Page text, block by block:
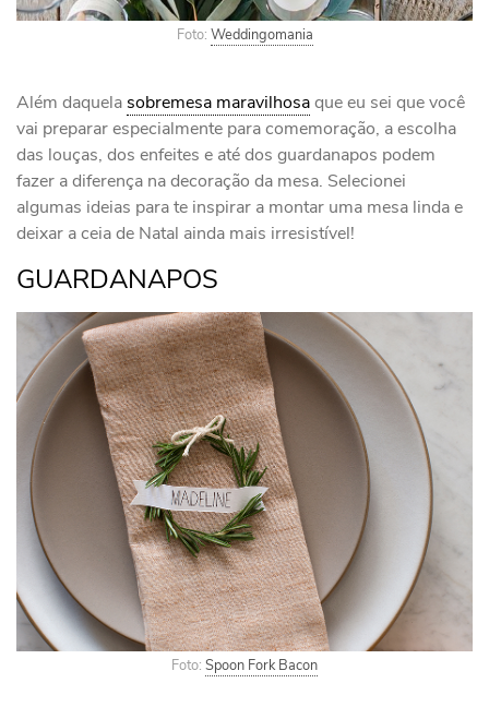
Foto: Weddingomania
Além daquelasobremesa maravilhosaque eu sei que você
vai preparar especialmente para comemoração, a escolha
das louças, dos enfeites e até dos guardanapos podem
fazer a diferença na decoração da mesa. Selecionei
algumas ideias para te inspirar a montar uma mesa linda e
deixar a ceia de Natal ainda mais irresistível!
GUARDANAPOS
Foto: Spoon Fork Bacon